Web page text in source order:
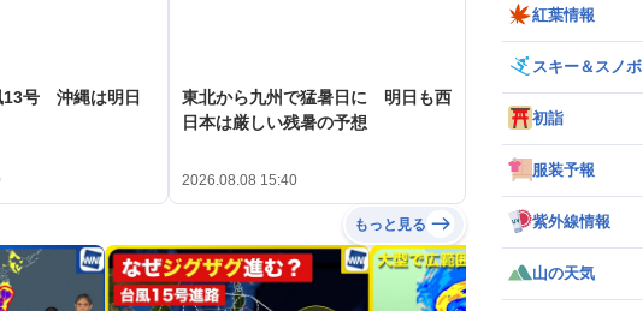
13号 沖縄は明日
東北から九州で猛暑日に 明日も西
日本は厳しい残暑の予想
2026.08.08 15:40
もっと見る
紅葉情報
スキー＆スノボ
初詣
服装予報
紫外線情報
山の天気